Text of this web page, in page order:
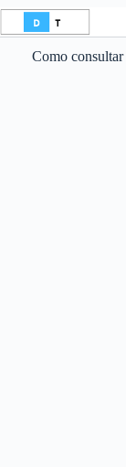
Pular
para
conteúdo
Como